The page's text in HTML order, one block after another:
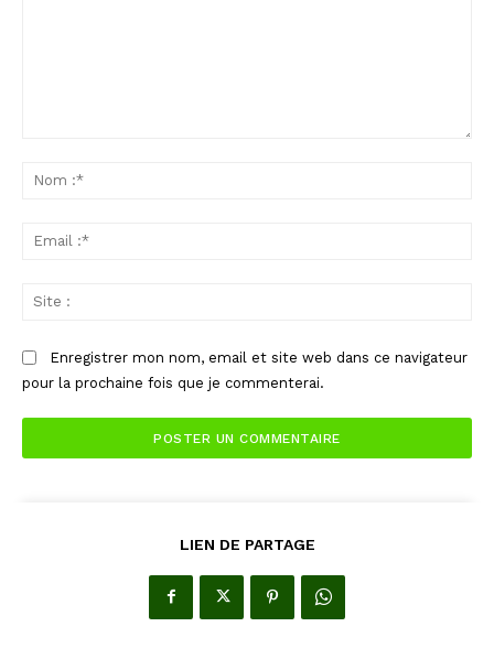
Enregistrer mon nom, email et site web dans ce navigateur
pour la prochaine fois que je commenterai.
LIEN DE PARTAGE